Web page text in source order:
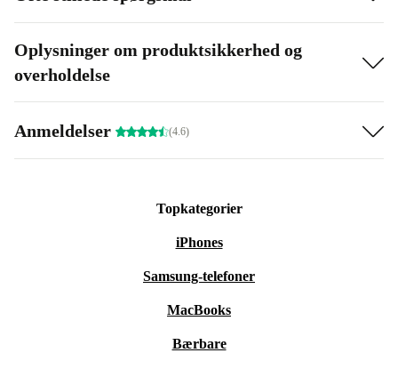
Oplysninger om produktsikkerhed og
overholdelse
Anmeldelser (4.6)
Topkategorier
iPhones
Samsung-telefoner
MacBooks
Bærbare